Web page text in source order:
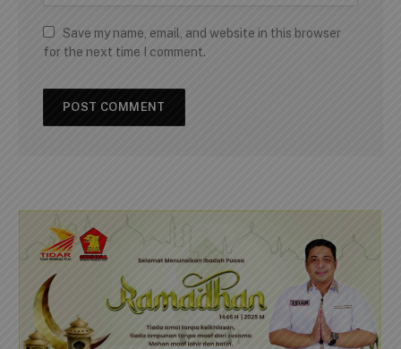
Save my name, email, and website in this browser
for the next time I comment.